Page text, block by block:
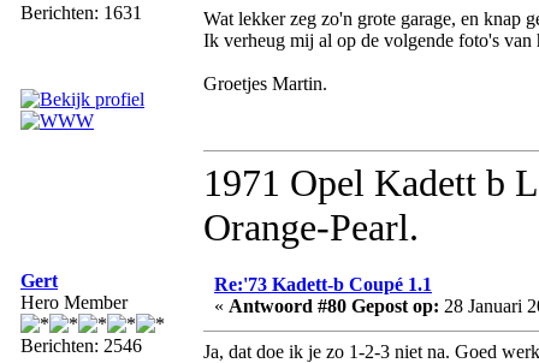
Berichten: 1631
Wat lekker zeg zo'n grote garage, en knap
Ik verheug mij al op de volgende foto's
Groetjes Martin.
1971 Opel Kadett b
Orange-Pearl.
Gert
Hero Member
Berichten: 2546
Re:'73 Kadett-b Coupé 1.1
« Antwoord #80 Gepost op: 28 Januari
Ja, dat doe ik je zo 1-2-3 niet na. Goed